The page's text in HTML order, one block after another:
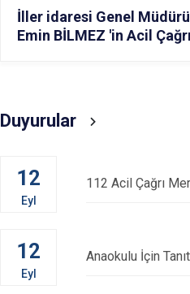
İller idaresi Genel
Emin BİLMEZ 'in Acil
Duyurular
12
Eyl
112 Acil Çağrı
12
Eyl
Anaokulu İçin